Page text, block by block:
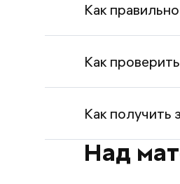
должны
Как
Как
Как получить
Чтобы
реестр
Над